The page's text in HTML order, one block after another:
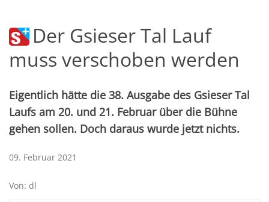
Der Gsieser Tal Lauf
muss verschoben werden
Eigentlich hätte die 38. Ausgabe des Gsieser Tal
Laufs am 20. und 21. Februar über die Bühne
gehen sollen. Doch daraus wurde jetzt nichts.
09. Februar 2021
Von: dl